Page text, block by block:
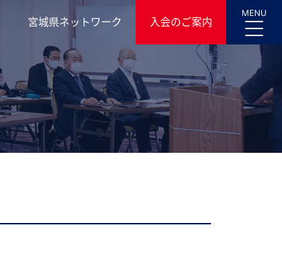
宮城県ネットワーク 入会のご案内
MENU